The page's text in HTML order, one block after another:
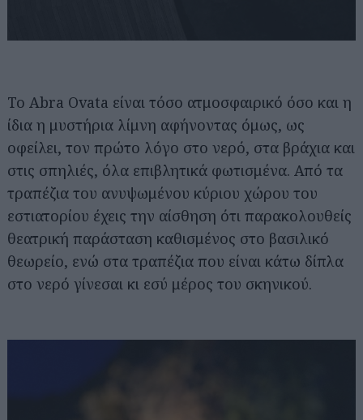
Το Abra Ovata είναι τόσο ατμοσφαιρικό όσο και η
ίδια η μυστήρια λίμνη αφήνοντας όμως, ως
οφείλει, τον πρώτο λόγο στο νερό, στα βράχια και
στις σπηλιές, όλα επιβλητικά φωτισμένα. Από τα
τραπέζια του ανυψωμένου κύριου χώρου του
εστιατορίου έχεις την αίσθηση ότι παρακολουθείς
θεατρική παράσταση καθισμένος στο βασιλικό
θεωρείο, ενώ στα τραπέζια που είναι κάτω δίπλα
στο νερό γίνεσαι κι εσύ μέρος του σκηνικού.